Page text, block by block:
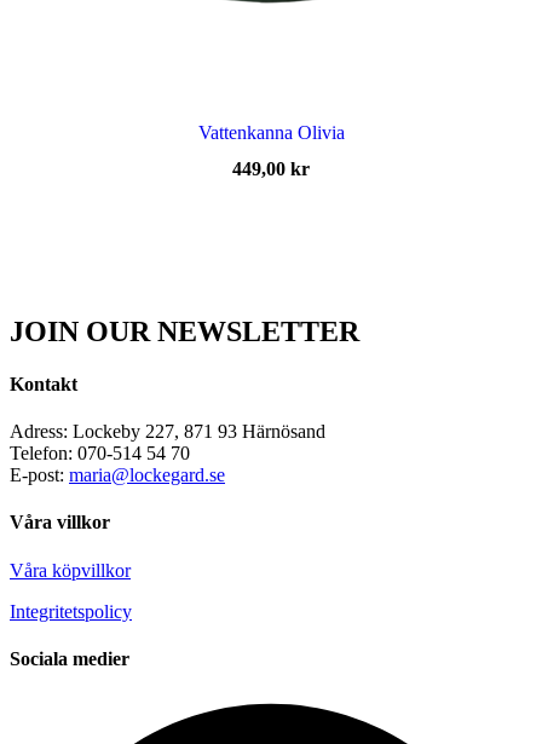
Vattenkanna Olivia
449,00 kr
JOIN OUR NEWSLETTER
Kontakt
Adress: Lockeby 227, 871 93 Härnösand
Telefon: 070-514 54 70
E-post: maria@lockegard.se
Våra villkor
Våra köpvillkor
Integritetspolicy
Sociala medier